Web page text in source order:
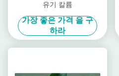
유기 칼륨
가장 좋은 가격 을 구
하라